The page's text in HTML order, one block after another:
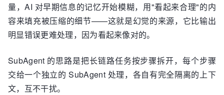
量，AI 对早期信息的记忆开始模糊，用"看起来合理"的内
容来填充被压缩的细节——这就是幻觉的来源，它比输出
明显错误更难处理，因为看起来像对的。
SubAgent 的思路是把长链路任务按步骤拆开，每个步骤
交给一个独立的 SubAgent 处理，各自有完全隔离的上下
文，互不干扰。